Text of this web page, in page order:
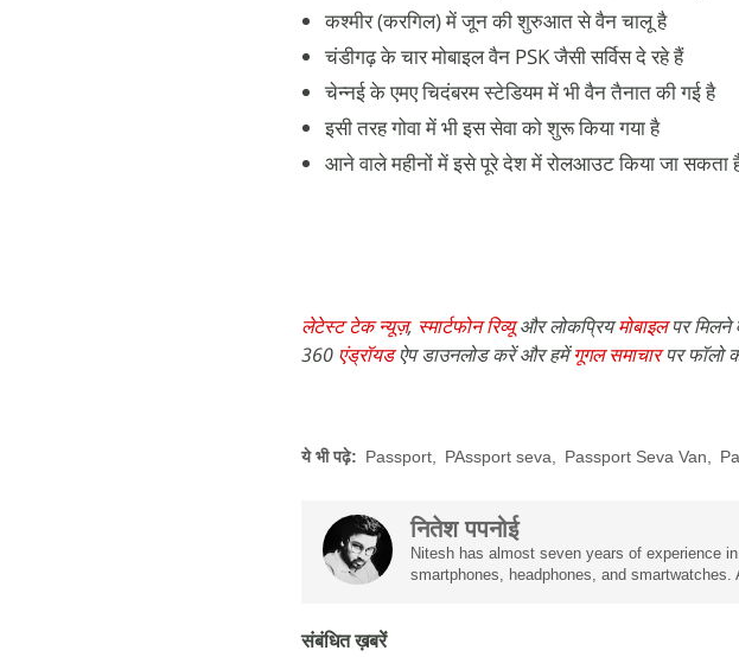
कश्मीर (करगिल) में जून की शुरुआत से वैन चालू है
चंडीगढ़ के चार मोबाइल वैन PSK जैसी सर्विस दे रहे हैं
चेन्नई के एमए चिदंबरम स्टेडियम में भी वैन तैनात की गई है
इसी तरह गोवा में भी इस सेवा को शुरू किया गया है
आने वाले महीनों में इसे पूरे देश में रोलआउट किया जा सकता
लेटेस्ट टेक न्यूज़, स्मार्टफोन रिव्यूऔर लोकप्रियमोबाइलपर मिलने
360 एंड्रॉयडऐप डाउनलोड करें और हमेंगूगल समाचारपर फॉलो
ये भी पढ़े: Passport PAssport seva Passport Seva Van
नितेश पपनोई
Nitesh has almost seven years of experience
smartphones, headphones, and
संबंधित ख़बरें